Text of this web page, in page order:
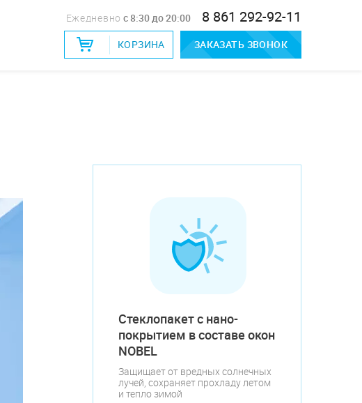
Ежедневно c 8:30 до 20:00 8 861 292-92-11
КОРЗИНА ЗАКАЗАТЬ ЗВОНОК
Стеклопакет с нано-
покрытием в составе окон
NOBEL
Защищает от вредных солнечных
лучей, сохраняет прохладу летом
и тепло зимой